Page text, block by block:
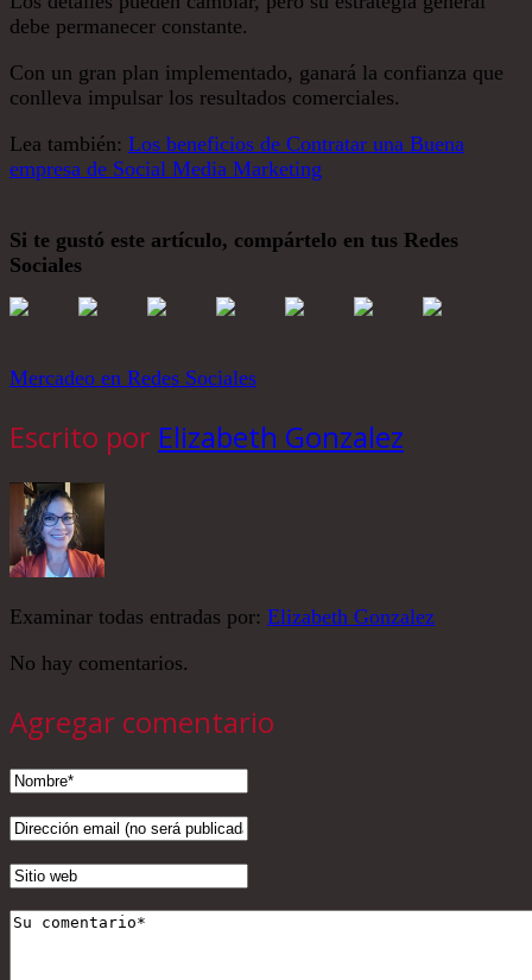
debe permanecer constante.
Con un gran plan implementado, ganará la confianza que
conlleva impulsar los resultados comerciales.
Lea también: Los beneficios de Contratar una Buena
empresa de Social Media Marketing
Si te gustó este artículo, compártelo en tus Redes
Sociales
Mercadeo en Redes Sociales
Escrito por Elizabeth Gonzalez
Examinar todas entradas por: Elizabeth Gonzalez
No hay comentarios.
Agregar comentario